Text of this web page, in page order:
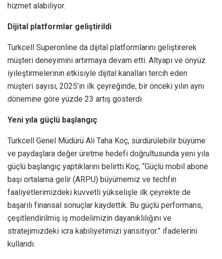
hizmet alabiliyor.
Dijital platformlar geliştirildi
Turkcell Superonline da dijital platformlarını geliştirerek
müşteri deneyimini artırmaya devam etti. Altyapı ve önyüz
iyileştirmelerinin etkisiyle dijital kanalları tercih eden
müşteri sayısı, 2025’in ilk çeyreğinde, bir önceki yılın aynı
dönemine göre yüzde 23 artış gösterdi.
Yeni yıla güçlü başlangıç
Turkcell Genel Müdürü Ali Taha Koç, sürdürülebilir büyüme
ve paydaşlara değer üretme hedefi doğrultusunda yeni yıla
güçlü başlangıç yaptıklarını belirtti.Koç, “Güçlü mobil abone
başı ortalama gelir (ARPU) büyümemiz ve techfin
faaliyetlerimizdeki kuvvetli yükselişle ilk çeyrekte de
başarılı finansal sonuçlar kaydettik. Bu güçlü performans,
çeşitlendirilmiş iş modelimizin dayanıklılığını ve
stratejimizdeki icra kabiliyetimizi yansıtıyor.” ifadelerini
kullandı.